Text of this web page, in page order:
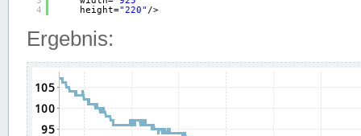
4
height="220" />
Ergebnis: